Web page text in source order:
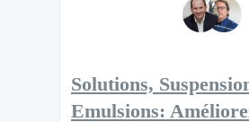
Solutions,
Emulsions: